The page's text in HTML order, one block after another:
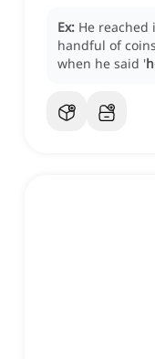
Ex: He
handful of
when he said '